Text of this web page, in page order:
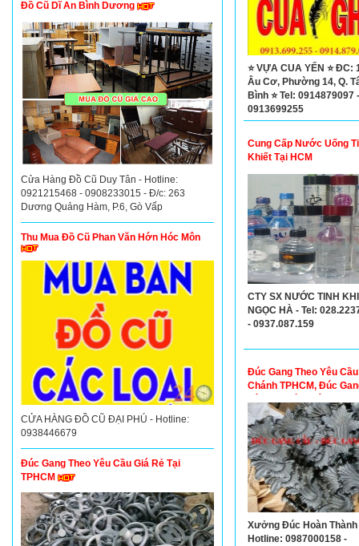
Đồ Cũ Dĩ An Bình Dương
Cửa Hàng Đồ Cũ Duy Tân - Hotline:
0921215468 - 0908233015 - Đ/c: 263
Dương Quảng Hàm, P.6, Gò Vấp
Thu Mua Đồ Cũ Phan Văn Hớn Hóc Môn
CỬA HÀNG ĐỒ CŨ ĐẠI PHÚ - Hotline:
0938446679
Đúc Gang Theo Yêu Cầu Giá Rẻ Tại
TPHCM
⭐ VỰA CUA YẾN ⭐ ĐC:
Âu Cơ, Phường 14, Q.
Bình ⭐ Tel: 0914879097 -
0913699255
Cung Cấp Nước Uống
Khiết Tại HCM
CTY SX NƯỚC TINH
NGỌC HÀ - Tel:
- 0937.087.159
Đúc Gang Theo Yêu
Chánh TPHCM, Đúc
Xưởng Đúc Hoàn Thành
Hotline: 0987000158 -